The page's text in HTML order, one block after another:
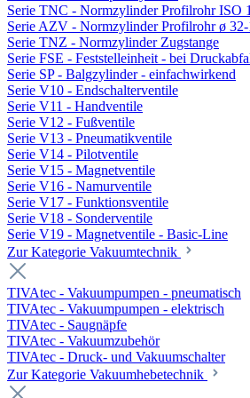
Serie TNC - Normzylinder Profilrohr ISO
Serie AZV - Normzylinder Profilrohr ø
Serie TNZ - Normzylinder Zugstange
Serie FSE - Feststelleinheit - bei
Serie SP - Balgzylinder - einfachwirkend
Serie V10 - Endschalterventile
Serie V11 - Handventile
Serie V12 - Fußventile
Serie V13 - Pneumatikventile
Serie V14 - Pilotventile
Serie V15 - Magnetventile
Serie V16 - Namurventile
Serie V17 - Funktionsventile
Serie V18 - Sonderventile
Serie V19 - Magnetventile - Basic-Line
Zur Kategorie Vakuumtechnik
TIVAtec - Vakuumpumpen - pneumatisch
TIVAtec - Vakuumpumpen - elektrisch
TIVAtec - Saugnäpfe
TIVAtec - Vakuumzubehör
TIVAtec - Druck- und Vakuumschalter
Zur Kategorie Vakuumhebetechnik